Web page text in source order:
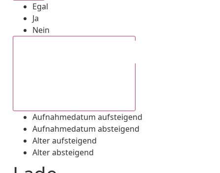
Egal
Ja
Nein
Aufnahmedatum aufsteigend
Aufnahmedatum absteigend
Alter aufsteigend
Alter absteigend